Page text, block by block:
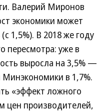
Валерий Миронов
экономики может
1,5%). В 2018 же году
пересмотра: уже в
выросла на 3,5% —
в 1,7%.
«эффект ложного
цен производителей,